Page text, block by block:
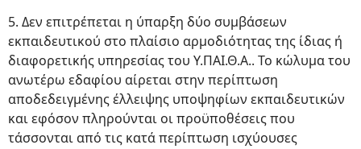
5. Δεν επιτρέπεται η ύπαρξη δύο συμβάσεων
εκπαιδευτικού στο πλαίσιο αρμοδιότητας της ίδιας ή
διαφορετικής υπηρεσίας του Υ.ΠΑΙ.Θ.Α.. Το κώλυμα του
ανωτέρω εδαφίου αίρεται στην περίπτωση
αποδεδειγμένης έλλειψης υποψηφίων εκπαιδευτικών
και εφόσον πληρούνται οι προϋποθέσεις που
τάσσονται από τις κατά περίπτωση ισχύουσες